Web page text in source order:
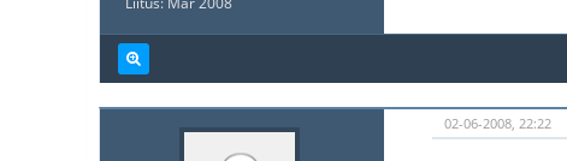
02-06-2008, 22:22